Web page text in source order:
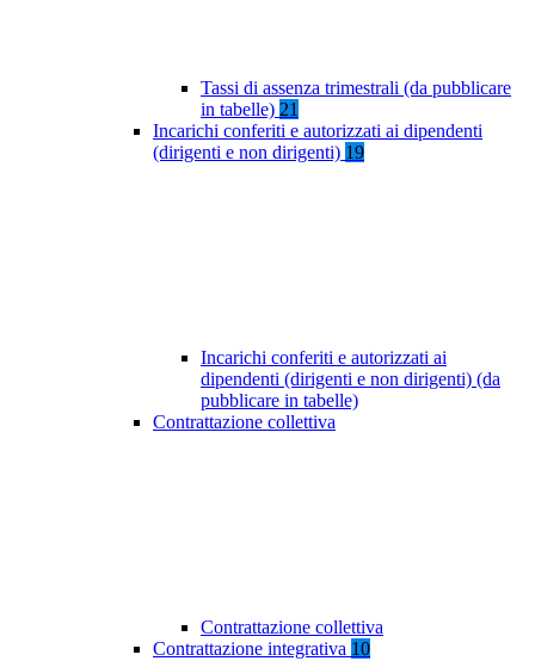
Tassi di assenza trimestrali (da pubblicare
in tabelle) 21
Incarichi conferiti e autorizzati ai dipendenti
(dirigenti e non dirigenti) 19
Incarichi conferiti e autorizzati ai
dipendenti (dirigenti e non dirigenti) (da
pubblicare in tabelle)
Contrattazione collettiva
Contrattazione collettiva
Contrattazione integrativa 10